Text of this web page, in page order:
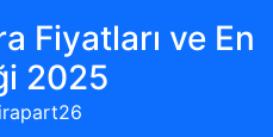
Fiyatları ve En
2025